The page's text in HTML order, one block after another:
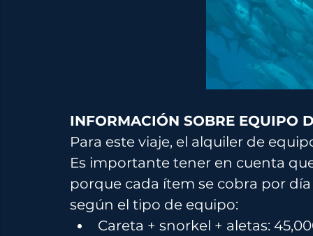
INFORMACIÓN SOBRE EQUIPO
Para este viaje, el alquiler de
Es importante tener en cuenta
porque cada ítem se cobra por
según el tipo de equipo:
Careta + snorkel + aletas: